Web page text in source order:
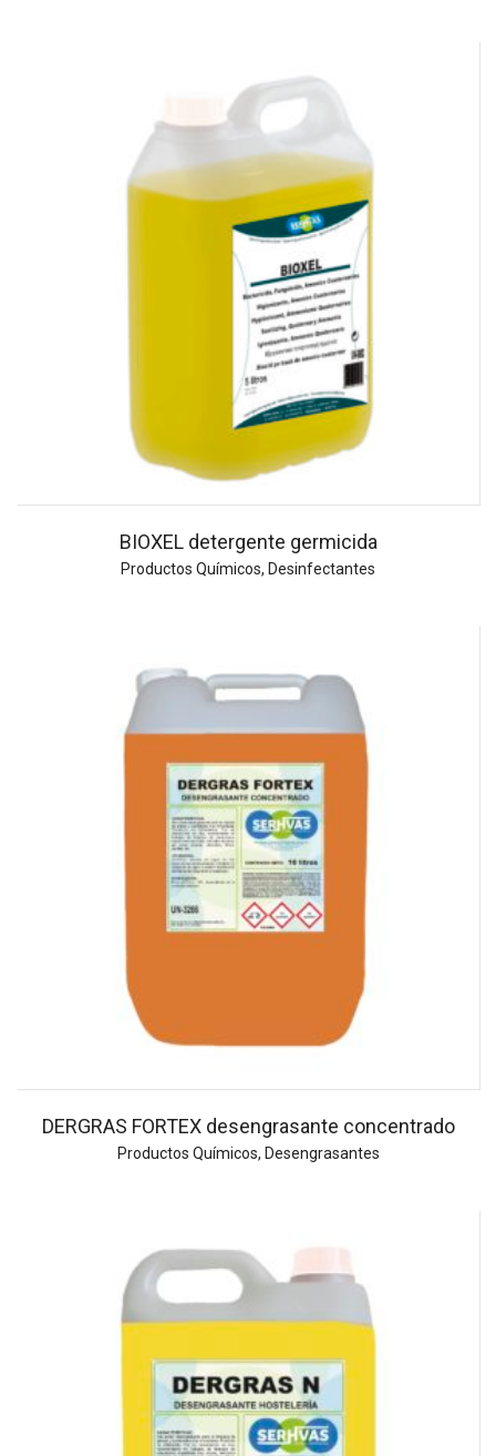
BIOXEL detergente germicida
Productos Químicos, Desinfectantes
DERGRAS FORTEX desengrasante concentrado
Productos Químicos, Desengrasantes